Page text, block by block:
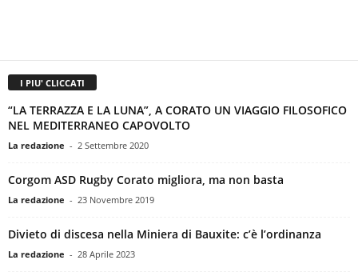
I PIU' CLICCATI
“LA TERRAZZA E LA LUNA”, A CORATO UN VIAGGIO FILOSOFICO
NEL MEDITERRANEO CAPOVOLTO
La redazione - 2 Settembre 2020
Corgom ASD Rugby Corato migliora, ma non basta
La redazione - 23 Novembre 2019
Divieto di discesa nella Miniera di Bauxite: c’è l’ordinanza
La redazione - 28 Aprile 2023